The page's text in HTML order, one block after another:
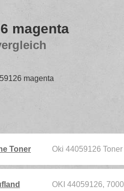
magenta
magenta
Toner Oki 44059126
OKI 44059126,